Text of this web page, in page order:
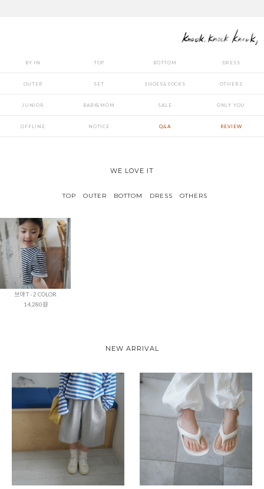
BY IN TOP BOTTOM DRESS
OUTER SET SHOES&SOCKS OTHERS
JUNIOR BABY&MOM SALE ONLY YOU
OFFLINE NOTICE Q&A REVIEW
WE LOVE IT
TOP OUTER BOTTOM DRESS OTHERS
브아 T - 2 COLOR
14,280원
NEW ARRIVAL